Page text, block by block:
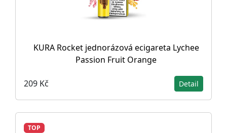
KURA Rocket jednorázová ecigareta Lychee
Passion Fruit Orange
209 Kč Detail
TOP